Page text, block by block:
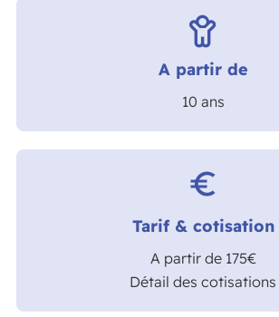
A partir de
10 ans
euro_symbol
Tarif & cotisation
A partir de 175€
Détail des cotisations